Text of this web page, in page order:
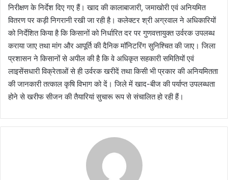
निरीक्षण के निर्देश दिए गए हैं। खाद की कालाबाजारी, जमाखोरी एवं अनियमित
वितरण पर कड़ी निगरानी रखी जा रही है। कलेक्टर श्री अग्रवाल ने अधिकारियों
को निर्देशित किया है कि किसानों को निर्धारित दर पर गुणवत्तायुक्त उर्वरक उपलब्ध
कराया जाए तथा मांग और आपूर्ति की दैनिक मॉनिटरिंग सुनिश्चित की जाए। जिला
प्रशासन ने किसानों से अपील की है कि वे अधिकृत सहकारी समितियों एवं
लाइसेंसधारी विक्रेताओं से ही उर्वरक खरीदें तथा किसी भी प्रकार की अनियमितता
की जानकारी तत्काल कृषि विभाग को दें। जिले में खाद-बीज की पर्याप्त उपलब्धता
होने से खरीफ सीजन की तैयारियां सुचारू रूप से संचालित हो रही हैं।